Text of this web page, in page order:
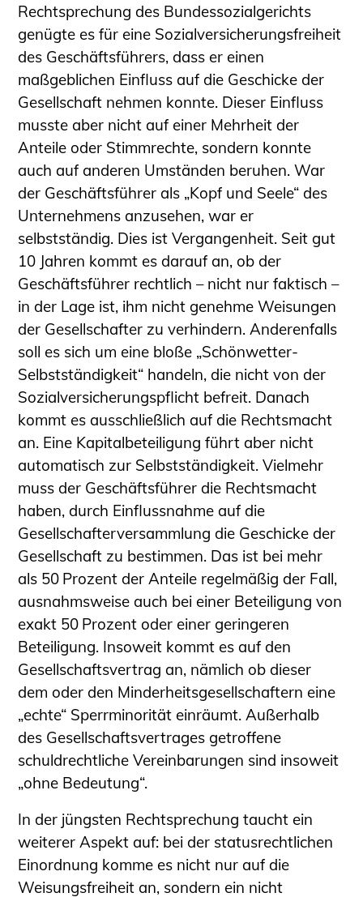
Geschützter Bereich
Informationen für Auftraggeber und
Verbraucher
Ingenieursuche (Mitglieder der IK-Bau
NRW)
Fachlisten
Bauherren-ABC
Informationen für Schülerinnen,
Schüler und Studierende
Projekte für Schülerinnen und Schüler
START.ING. Das Studierenden Praxis-
Programm
Wissenswertes für Studierende
Wettbewerbe für Studierende
BLING.BLING.
Kammer Newsletter
Presse
Kontakt und Anfahrt
Impressum
Datenschutz
Ingenieurakademie West
Rechtsprechung des Bundessozialgerichts
genügte es für eine Sozialversicherungsfreiheit
des Geschäftsführers, dass er einen
maßgeblichen Einfluss auf die Geschicke der
Gesellschaft nehmen konnte. Dieser Einfluss
musste aber nicht auf einer Mehrheit der
Anteile oder Stimmrechte, sondern konnte
auch auf anderen Umständen beruhen. War
der Geschäftsführer als „Kopf und Seele“ des
Unternehmens anzusehen, war er
selbstständig. Dies ist Vergangenheit. Seit gut
10 Jahren kommt es darauf an, ob der
Geschäftsführer rechtlich – nicht nur faktisch –
in der Lage ist, ihm nicht genehme Weisungen
der Gesellschafter zu verhindern. Anderenfalls
soll es sich um eine bloße „Schönwetter-
Selbstständigkeit“ handeln, die nicht von der
Sozialversicherungspflicht befreit. Danach
kommt es ausschließlich auf die Rechtsmacht
an. Eine Kapitalbeteiligung führt aber nicht
automatisch zur Selbstständigkeit. Vielmehr
muss der Geschäftsführer die Rechtsmacht
haben, durch Einflussnahme auf die
Gesellschafterversammlung die Geschicke der
Gesellschaft zu bestimmen. Das ist bei mehr
als 50 Prozent der Anteile regelmäßig der Fall,
ausnahmsweise auch bei einer Beteiligung von
exakt 50 Prozent oder einer geringeren
Beteiligung. Insoweit kommt es auf den
Gesellschaftsvertrag an, nämlich ob dieser
dem oder den Minderheitsgesellschaftern eine
„echte“ Sperrminorität einräumt. Außerhalb
des Gesellschaftsvertrages getroffene
schuldrechtliche Vereinbarungen sind insoweit
„ohne Bedeutung“.
In der jüngsten Rechtsprechung taucht ein
weiterer Aspekt auf: bei der statusrechtlichen
Einordnung komme es nicht nur auf die
Weisungsfreiheit an, sondern ein nicht